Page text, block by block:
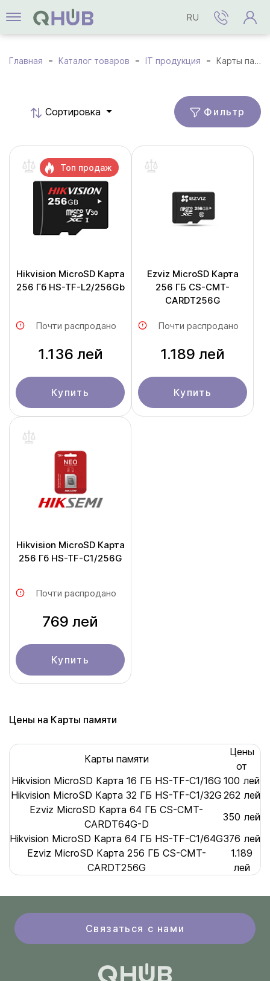
RU
Главная Каталог товаров IT продукция Карты памяти
Cортировка Фильтр
Hikvision MicroSD Карта
256 Гб HS-TF-L2/256Gb
Почти распродано
1.136 лей
Купить
Топ продаж
Ezviz MicroSD Карта
256 ГБ CS-CMT-
CARDT256G
Почти распродано
1.189 лей
Купить
Hikvision MicroSD Карта
256 Гб HS-TF-C1/256G
Почти распродано
769 лей
Купить
Цены на Карты памяти
Карты памяти
Цены
от
Hikvision MicroSD Карта 16 ГБ HS-TF-C1/16G 100 лей
Hikvision MicroSD Карта 32 ГБ HS-TF-C1/32G 262 лей
Ezviz MicroSD Карта 64 ГБ CS-CMT-
CARDT64G-D
350 лей
Hikvision MicroSD Карта 64 ГБ HS-TF-C1/64G376 лей
Ezviz MicroSD Карта 256 ГБ CS-CMT-
CARDT256G
1.189
лей
Связаться с нами